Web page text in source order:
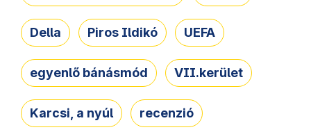
Della Piros Ildikó UEFA
egyenlő bánásmód VII.kerület
Karcsi, a nyúl recenzió